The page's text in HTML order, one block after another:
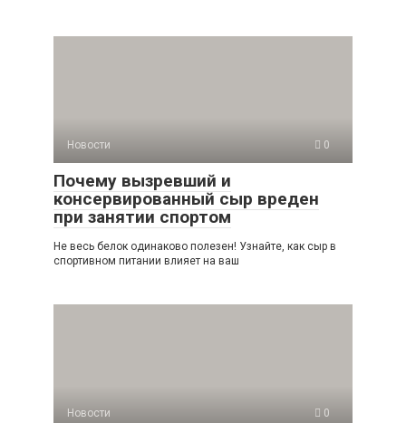
Новости 0
Почему вызревший и
консервированный сыр вреден
при занятии спортом
Не весь белок одинаково полезен! Узнайте, как сыр в
спортивном питании влияет на ваш
Новости 0